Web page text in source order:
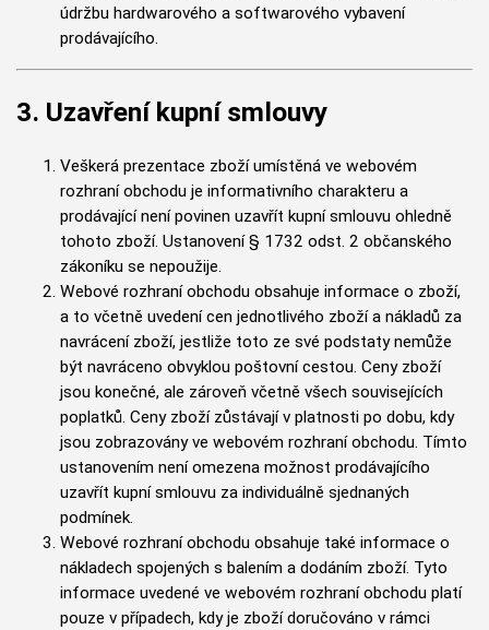
údržbu hardwarového a softwarového vybavení
prodávajícího.
3. Uzavření kupní smlouvy
Veškerá prezentace zboží umístěná ve webovém
rozhraní obchodu je informativního charakteru a
prodávající není povinen uzavřít kupní smlouvu ohledně
tohoto zboží. Ustanovení § 1732 odst. 2 občanského
zákoníku se nepoužije.
Webové rozhraní obchodu obsahuje informace o zboží,
a to včetně uvedení cen jednotlivého zboží a nákladů za
navrácení zboží, jestliže toto ze své podstaty nemůže
být navráceno obvyklou poštovní cestou. Ceny zboží
jsou konečné, ale zároveň včetně všech souvisejících
poplatků. Ceny zboží zůstávají v platnosti po dobu, kdy
jsou zobrazovány ve webovém rozhraní obchodu. Tímto
ustanovením není omezena možnost prodávajícího
uzavřít kupní smlouvu za individuálně sjednaných
podmínek.
Webové rozhraní obchodu obsahuje také informace o
nákladech spojených s balením a dodáním zboží. Tyto
informace uvedené ve webovém rozhraní obchodu platí
pouze v případech, kdy je zboží doručováno v rámci